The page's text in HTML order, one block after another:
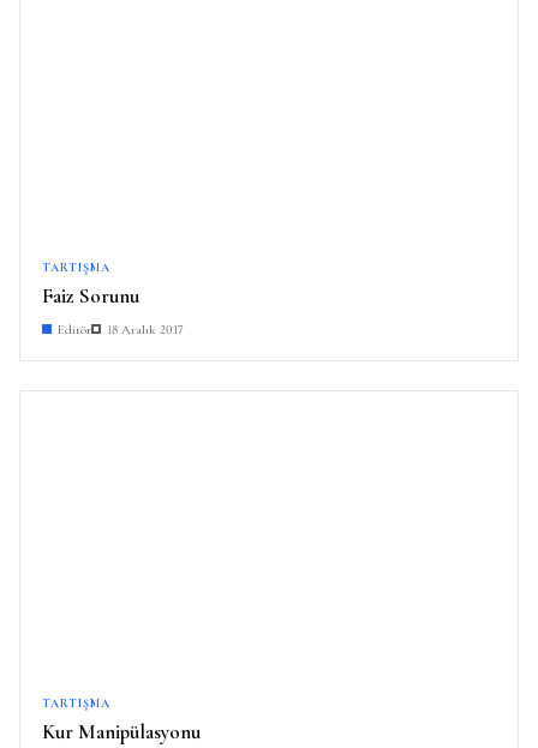
TARTIŞMA
Faiz Sorunu
Editör 18 Aralık 2017
TARTIŞMA
Kur Manipülasyonu